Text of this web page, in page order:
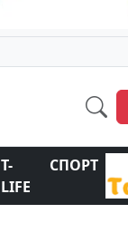
T-
LIFE
СПОРТ